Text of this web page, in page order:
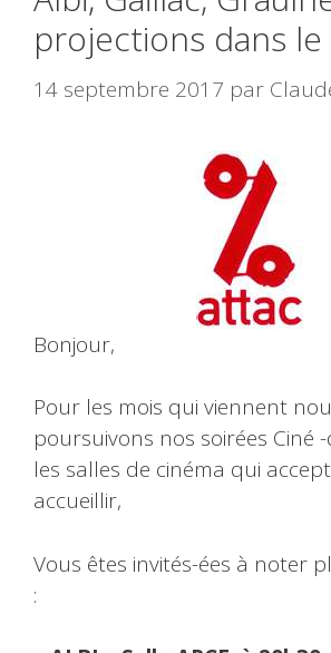
projections dans le
14 septembre 2017 par
Bonjour,
Pour les mois qui viennent
poursuivons nos soirées Ciné
les salles de cinéma qui
accueillir,
Vous êtes invités-ées à noter
: